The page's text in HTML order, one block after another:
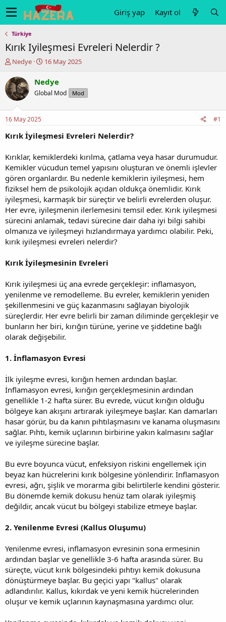
Giriş yap Kayıt ol
Türkiye
Kırık Iyileşmesi Evreleri Nelerdir ?
K
n
u
y
b
a
ş
t
a
n
Nedye
B
ş
l
a
ç
t
r
i
h
i
16 May 2025
Nedye
Global Mod Mod
16 May 2025 #1
Kırık İyileşmesi Evreleri Nelerdir?
Kırıklar, kemiklerdeki kırılma, çatlama veya hasar durumudur.
Kemikler vücudun temel yapısını oluşturan ve önemli işlevler
gören organlardır. Bu nedenle kemiklerin iyileşmesi, hem
fiziksel hem de psikolojik açıdan oldukça önemlidir. Kırık
iyileşmesi, karmaşık bir süreçtir ve belirli evrelerden oluşur.
Her evre, iyileşmenin ilerlemesini temsil eder. Kırık iyileşmesi
sürecini anlamak, tedavi sürecine dair daha iyi bilgi sahibi
olmanıza ve iyileşmeyi hızlandırmaya yardımcı olabilir. Peki,
kırık iyileşmesi evreleri nelerdir?
Kırık İyileşmesinin Evreleri
Kırık iyileşmesi üç ana evrede gerçekleşir: inflamasyon,
yenilenme ve remodelleme. Bu evreler, kemiklerin yeniden
şekillenmesini ve güç kazanmasını sağlayan biyolojik
süreçlerdir. Her evre belirli bir zaman diliminde gerçekleşir ve
bunların her biri, kırığın türüne, yerine ve şiddetine bağlı
olarak değişebilir.
1. İnflamasyon Evresi
İlk iyileşme evresi, kırığın hemen ardından başlar.
İnflamasyon evresi, kırığın gerçekleşmesinin ardından
genellikle 1-2 hafta sürer. Bu evrede, vücut kırığın olduğu
bölgeye kan akışını artırarak iyileşmeye başlar. Kan damarları
hasar görür, bu da kanın pıhtılaşmasını ve kanama oluşmasını
sağlar. Pıhtı, kemik uçlarının birbirine yakın kalmasını sağlar
ve iyileşme sürecine başlar.
Bu evre boyunca vücut, enfeksiyon riskini engellemek için
beyaz kan hücrelerini kırık bölgesine yönlendirir. İnflamasyon
evresi, ağrı, şişlik ve morarma gibi belirtilerle kendini gösterir.
Bu dönemde kemik dokusu henüz tam olarak iyileşmiş
değildir, ancak vücut bu bölgeyi stabilize etmeye başlar.
2. Yenilenme Evresi (Kallus Oluşumu)
Yenilenme evresi, inflamasyon evresinin sona ermesinin
ardından başlar ve genellikle 3-6 hafta arasında sürer. Bu
süreçte, vücut kırık bölgesindeki pıhtıyı kemik dokusuna
dönüştürmeye başlar. Bu geçici yapı "kallus" olarak
adlandırılır. Kallus, kıkırdak ve yeni kemik hücrelerinden
oluşur ve kemik uçlarının kaynaşmasına yardımcı olur.